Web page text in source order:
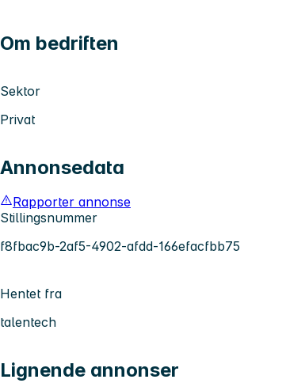
Om bedriften
Sektor
Privat
Annonsedata
Rapporter annonse
Stillingsnummer
f8fbac9b-2af5-4902-afdd-166efacfbb75
Hentet fra
talentech
Lignende annonser